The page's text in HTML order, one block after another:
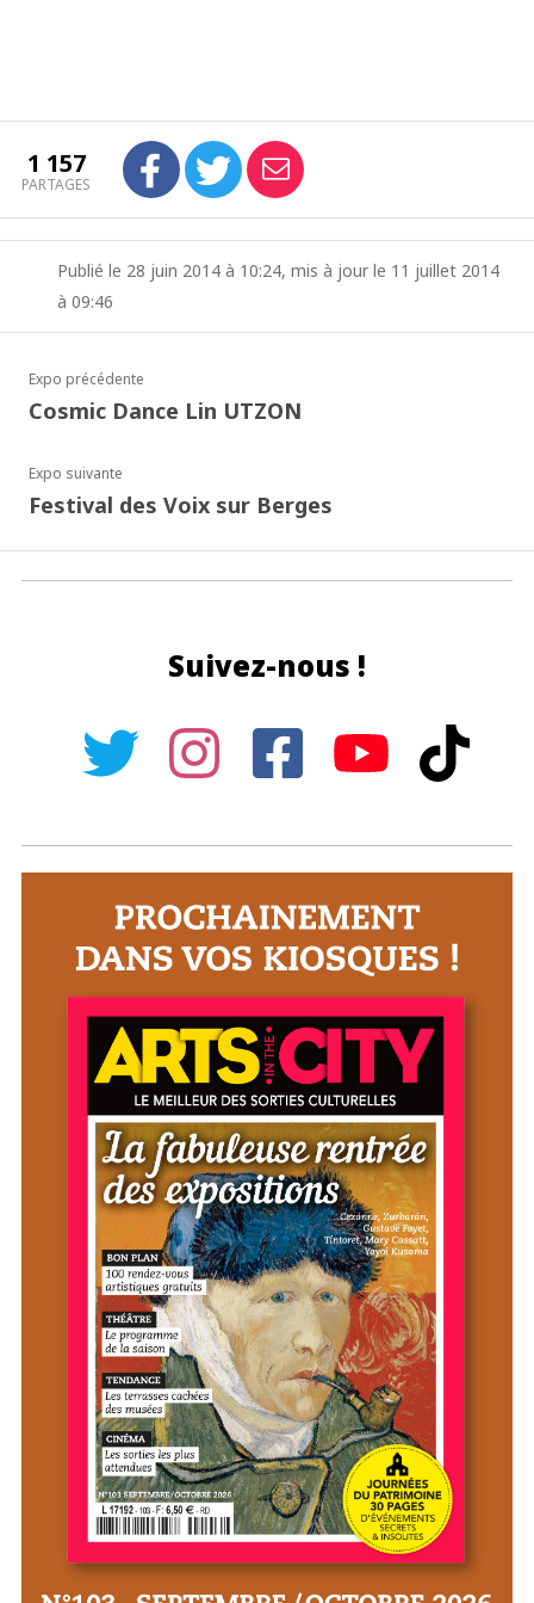
1 157
PARTAGES
Publié le 28 juin 2014 à 10:24, mis à jour le 11 juillet 2014
à 09:46
Expo précédente
Cosmic Dance Lin UTZON
Expo suivante
Festival des Voix sur Berges
Suivez-nous !